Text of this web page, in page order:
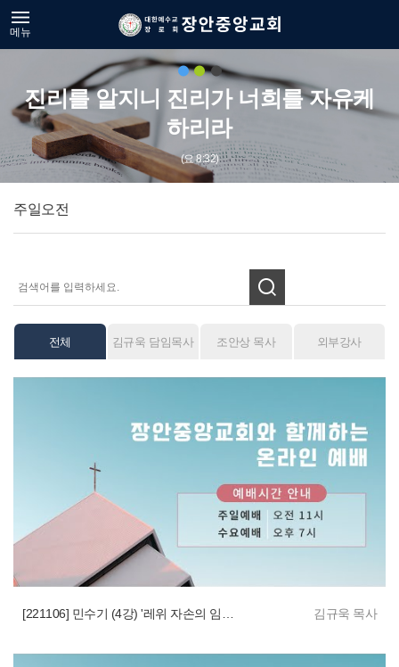
메뉴
진리를 알지니 진리가 너희를 자유케
하리라
(요 8:32)
주일오전
전체 김규욱 담임목사 조안상 목사 외부강사
[221106] 민수기 (4강) '레위 자손의 임무와 계수' 김규욱 목사